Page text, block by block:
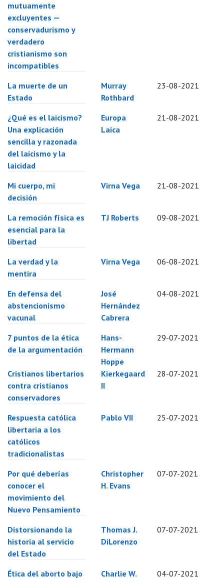
mutuamente
excluyentes —
conservadurismo y
verdadero
cristianismo son
incompatibles
La muerte de un
Estado
Murray
Rothbard
23-08-2021
¿Qué es el laicismo?
Una explicación
sencilla y razonada
del laicismo y la
laicidad
Europa
Laica
21-08-2021
Mi cuerpo, mi
decisión
Virna Vega 21-08-2021
La remoción física es
esencial para la
libertad
TJ Roberts 09-08-2021
La verdad y la
mentira
Virna Vega 06-08-2021
En defensa del
abstencionismo
vacunal
José
Hernández
Cabrera
04-08-2021
7 puntos de la ética
de la argumentación
Hans-
Hermann
Hoppe
29-07-2021
Cristianos libertarios
contra cristianos
conservadores
Kierkegaard
II
28-07-2021
Respuesta católica
libertaria a los
católicos
tradicionalistas
Pablo VII 25-07-2021
Por qué deberías
conocer el
movimiento del
Nuevo Pensamiento
Christopher
H. Evans
07-07-2021
Distorsionando la
historia al servicio
del Estado
Thomas J.
DiLorenzo
07-07-2021
Ética del aborto bajo
Charlie W.
04-07-2021